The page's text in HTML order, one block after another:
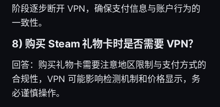
阶段逐步断开 VPN，确保支付信息与账户行为的
一致性。
8) 购买 Steam 礼物卡时是否需要 VPN？
回答：购买礼物卡需要注意地区限制与支付方式的
合规性，VPN 可能影响检测机制和价格显示，务
必谨慎操作。